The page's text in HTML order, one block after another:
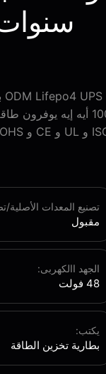
100 أيه إيه يوفرون
تصنيع المعدات
مقبول
الجهد االكهربى:
48 فولت
يكتب:
بطارية تخزين الطاقة